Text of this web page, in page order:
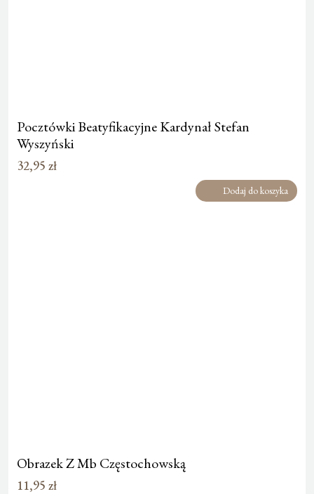
Pocztówki Beatyfikacyjne Kardynał Stefan
Wyszyński
32,95 zł
Dodaj do koszyka
Obrazek Z Mb Częstochowską
11,95 zł